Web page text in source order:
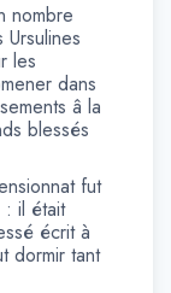
nombre
les
dans
â la
blessés
fut
: il était
écrit à
dormir tant